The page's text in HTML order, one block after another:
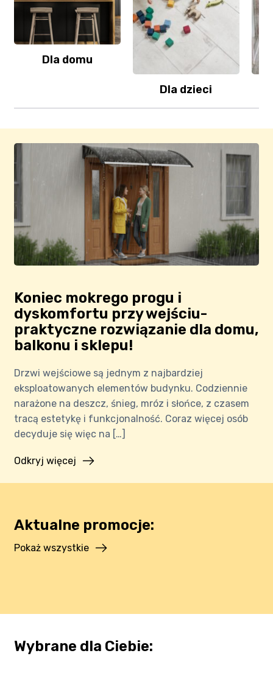
Dla domu
Dla dzieci
Koniec mokrego progu i
dyskomfortu przy wejściu-
praktyczne rozwiązanie dla domu,
balkonu i sklepu!
Drzwi wejściowe są jednym z najbardziej
eksploatowanych elementów budynku. Codziennie
narażone na deszcz, śnieg, mróz i słońce, z czasem
tracą estetykę i funkcjonalność. Coraz więcej osób
decyduje się więc na […]
Odkryj więcej
Aktualne promocje:
Pokaż wszystkie
Wybrane dla Ciebie: